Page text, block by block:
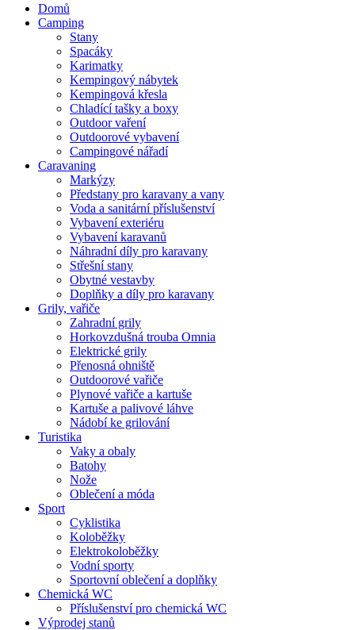
Domů
Camping
Stany
Spacáky
Karimatky
Kempingový nábytek
Kempingová křesla
Chladící tašky a boxy
Outdoor vaření
Outdoorové vybavení
Campingové nářadí
Caravaning
Markýzy
Předstany pro karavany a vany
Voda a sanitární příslušenství
Vybavení exteriéru
Vybavení karavanů
Náhradní díly pro karavany
Střešní stany
Obytné vestavby
Doplňky a díly pro karavany
Grily, vařiče
Zahradní grily
Horkovzdušná trouba Omnia
Elektrické grily
Přenosná ohniště
Outdoorové vařiče
Plynové vařiče a kartuše
Kartuše a palivové láhve
Nádobí ke grilování
Turistika
Vaky a obaly
Batohy
Nože
Oblečení a móda
Sport
Cyklistika
Koloběžky
Elektrokoloběžky
Vodní sporty
Sportovní oblečení a doplňky
Chemická WC
Příslušenství pro chemická WC
Výprodej stanů